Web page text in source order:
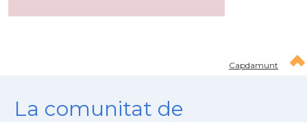
Capdamunt
La comunitat de